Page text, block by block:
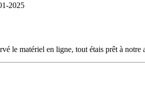
2025
le matériel en ligne, tout étais prêt à